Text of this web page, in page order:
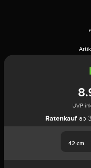
UVP
Ratenkaufab
42 cm